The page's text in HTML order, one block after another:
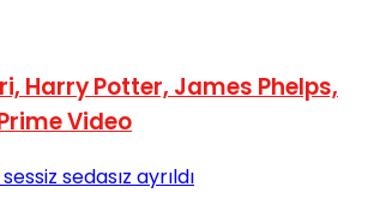
Harry Potter, James Phelps,
Video